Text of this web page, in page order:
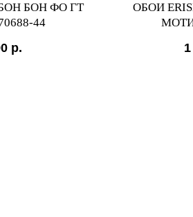
БОН ФО ГТ
44
р.
ОБОИ